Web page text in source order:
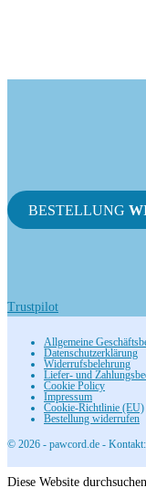
BESTELLUNG
Trustpilot
Allgemeine
Datenschutzerklärung
Widerrufsbelehrung
Liefer- und
Cookie Policy
Impressum
Cookie-Richtlinie (EU)
Bestellung widerrufen
© 2026 - pawcord.de -
Diese Website durchsuchen